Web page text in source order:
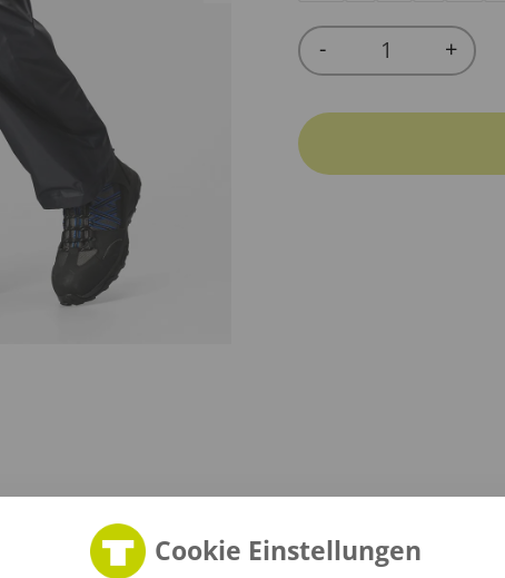
Quantity
- +
Cookie Einstellungen